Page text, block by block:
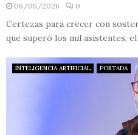
06/05/2026 0
Certezas para crecer con
que superó los mil asistentes, el
INTELIGENCIA ARTIFICIAL PORTADA